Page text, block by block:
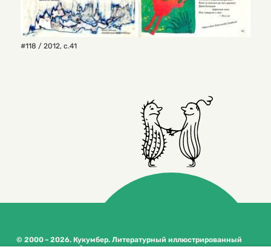
#118 / 2012, с.41
© 2000 – 2026. Кукумбер. Литературный иллюстрированный